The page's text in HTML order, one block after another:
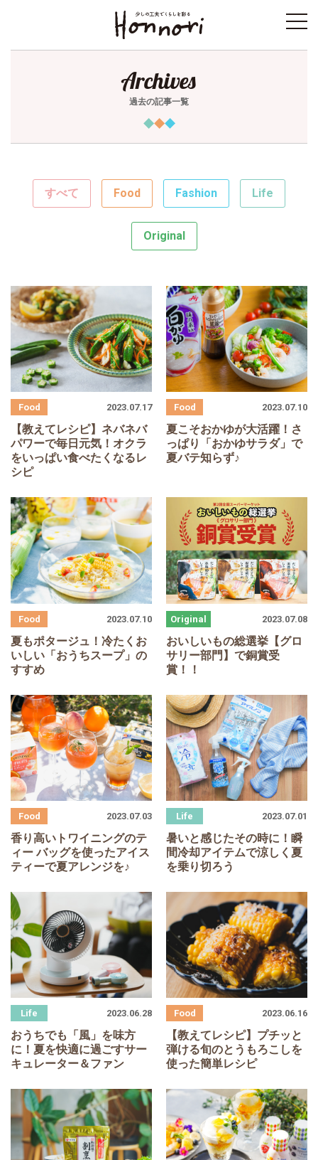
Archives
過去の記事一覧
すべて Food Fashion Life
Original
【教えてレシピ】ネバネバ
パワーで毎日元気！オクラ
をいっぱい食べたくなるレ
シピ
2023.07.17
夏こそおかゆが大活躍！さ
っぱり「おかゆサラダ」で
夏バテ知らず♪
2023.07.10
夏もポタージュ！冷たくお
いしい「おうちスープ」の
すすめ
2023.07.10
おいしいもの総選挙【グロ
サリー部門】で銅賞受
賞！！
2023.07.08
香り高いトワイニングのテ
ィー バッグを使ったアイス
ティーで夏アレンジを♪
2023.07.03
暑いと感じたその時に！瞬
間冷却アイテムで涼しく夏
を乗り切ろう
2023.07.01
おうちでも「風」を味方
に！夏を快適に過ごすサー
キュレーター＆ファン
2023.06.28
【教えてレシピ】プチッと
弾ける旬のとうもろこしを
使った簡単レシピ
2023.06.16